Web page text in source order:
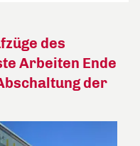
des
Arbeiten Ende
der